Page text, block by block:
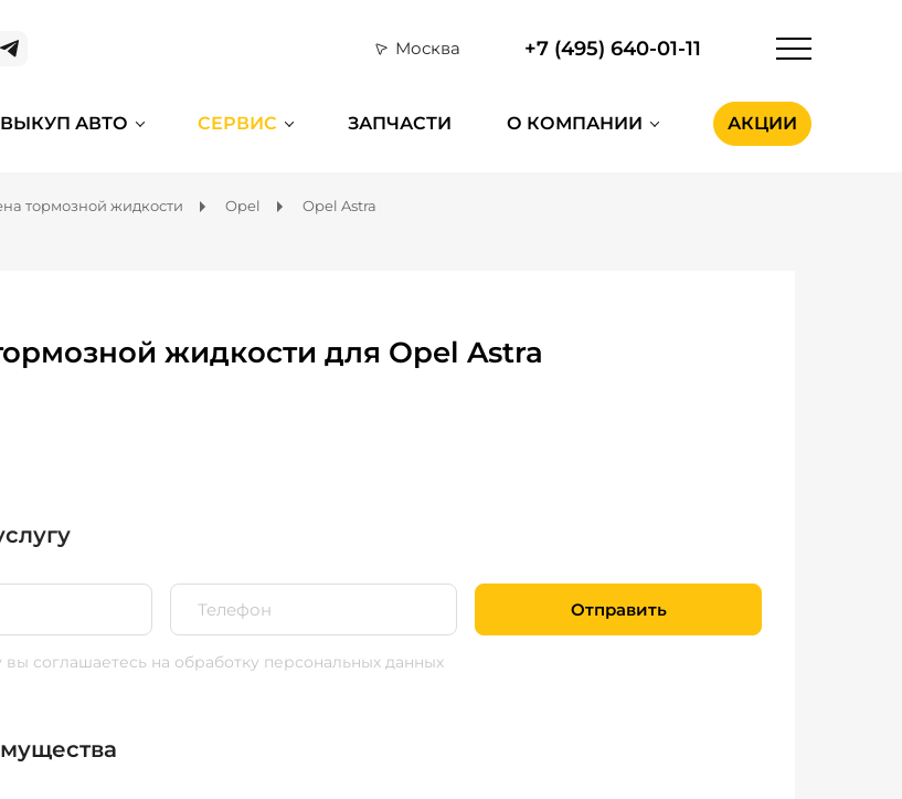
Москва +7 (495) 640-01-11
ВЫКУП АВТО СЕРВИС ЗАПЧАСТИ О КОМПАНИИ АКЦИИ
тормозной жидкости Opel Opel Astra
жидкости для Opel Astra
Отправить
соглашаетесь на обработку персональных данных